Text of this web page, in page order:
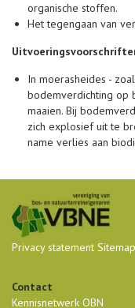
organische stoffen.
Het tegengaan van
In moerasheides -
bodemverdichting op
maaien. Bij
zich explosief uit te
name verlies aan
Privacy statement Sitemap
Contact
Kennisnetwerk OBN